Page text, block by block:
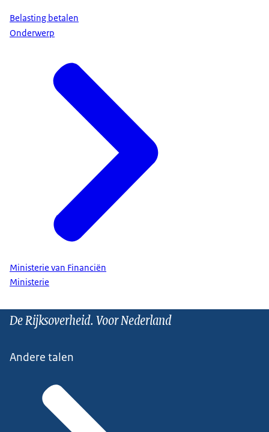
Belasting betalen
Onderwerp
Ministerie van Financiën
Ministerie
De Rijksoverheid. Voor Nederland
Andere talen